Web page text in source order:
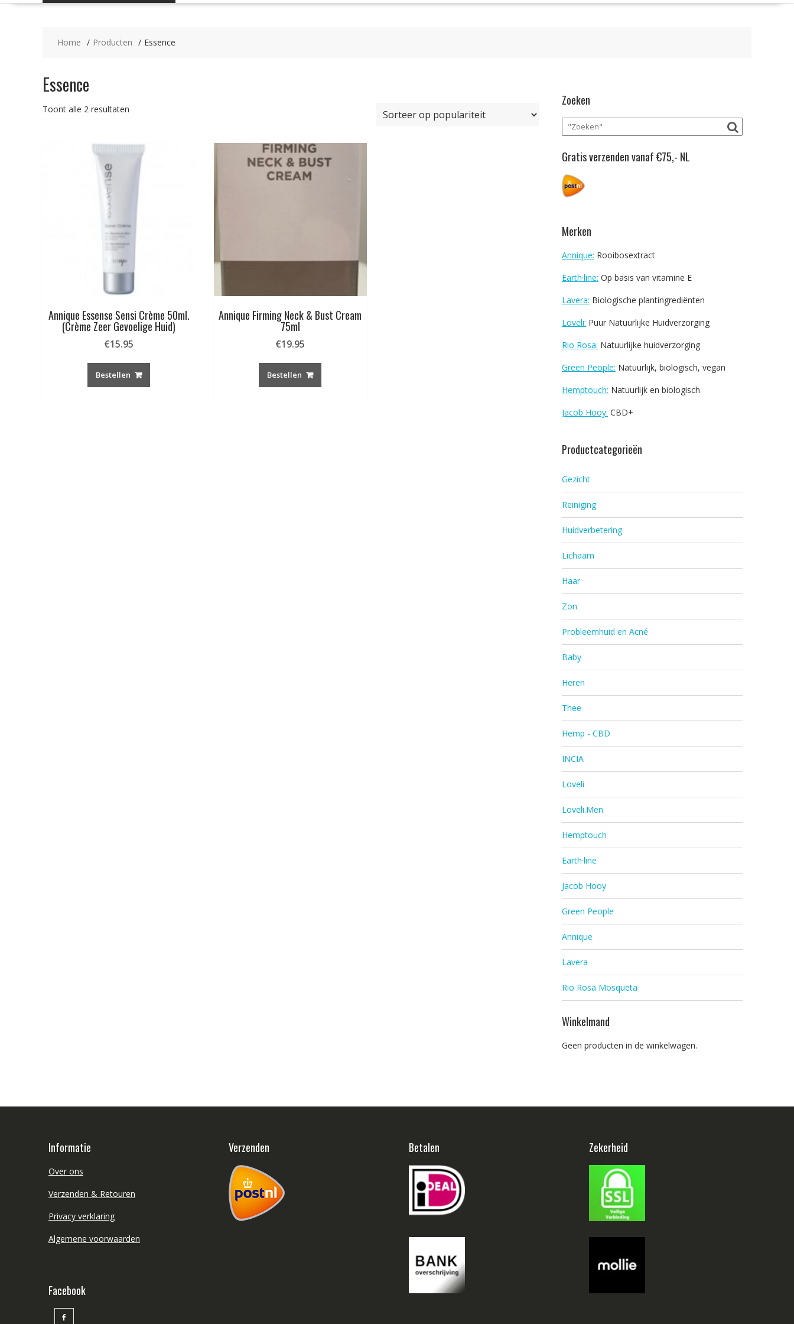
Home Producten Essence
Essence
Toont alle 2 resultaten
Annique Essense Sensi Crème 50ml.
(Crème Zeer Gevoelige Huid)
€15.95
Bestellen
Annique Firming Neck & Bust Cream
75ml
€19.95
Bestellen
Zoeken
Gratis verzenden vanaf €75,- NL
Merken
Annique: Rooibosextract
Earth·line: Op basis van vitamine E
Lavera: Biologische plantingrediënten
Loveli: Puur Natuurlijke Huidverzorging
Rio Rosa: Natuurlijke huidverzorging
Green People: Natuurlijk, biologisch, vegan
Hemptouch: Natuurlijk en biologisch
Jacob Hooy: CBD+
Productcategorieën
Gezicht
Reiniging
Huidverbetering
Lichaam
Haar
Zon
Probleemhuid en Acné
Baby
Heren
Thee
Hemp - CBD
INCIA
Loveli
Loveli.Men
Hemptouch
Earth·line
Jacob Hooy
Green People
Annique
Lavera
Rio Rosa Mosqueta
Winkelmand
Geen producten in de winkelwagen.
Informatie
Over ons
Verzenden & Retouren
Privacy verklaring
Algemene voorwaarden
Facebook
Verzenden Betalen Zekerheid